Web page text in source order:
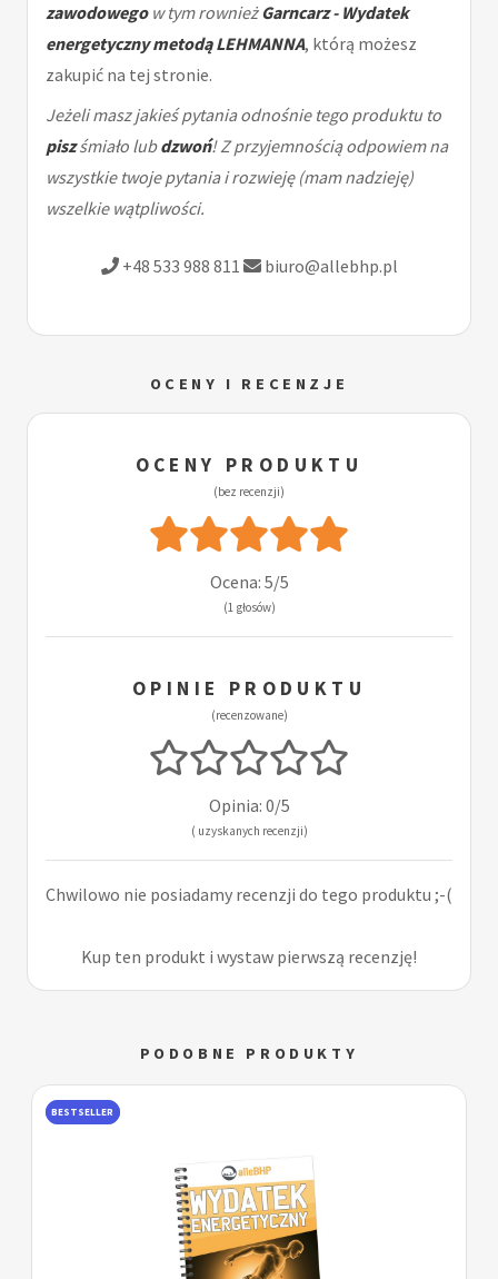
zawodowegow tym rownieżGarncarz - Wydatek
energetyczny metodą LEHMANNA, którą możesz
zakupić na tej stronie.
Jeżeli masz jakieś pytania odnośnie tego produktu to
piszśmiało lubdzwoń! Z przyjemnością odpowiem na
wszystkie twoje pytania i rozwieję (mam nadzieję)
wszelkie wątpliwości.
+48 533 988 811 biuro@allebhp.pl
OCENY I RECENZJE
OCENY PRODUKTU
(bez recenzji)
Ocena: 5/5
(1 głosów)
OPINIE PRODUKTU
(recenzowane)
Opinia: 0/5
( uzyskanych recenzji)
Chwilowo nie posiadamy recenzji do tego produktu ;-(
Kup ten produkt i wystaw pierwszą recenzję!
PODOBNE PRODUKTY
BESTSELLER